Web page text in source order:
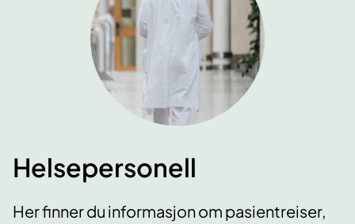
Helsepersonell
Her finner du informasjon om pasientreiser,